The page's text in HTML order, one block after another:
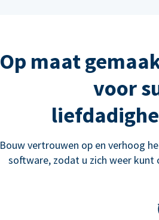
Op maat
voor
Bouw vertrouwen op en verhoog
software, zodat u zich weer